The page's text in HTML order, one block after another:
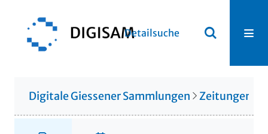
Detailsuche
Digitale Giessener Sammlungen Zeitungen